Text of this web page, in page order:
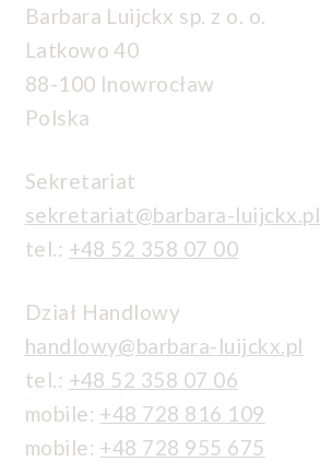
Barbara Luijckx sp. z o. o.
Latkowo 40
88-100 Inowrocław
Polska
Sekretariat
sekretariat@barbara-luijckx.pl
tel.: +48 52 358 07 00
Dział Handlowy
handlowy@barbara-luijckx.pl
tel.: +48 52 358 07 06
mobile: +48 728 816 109
mobile: +48 728 955 675